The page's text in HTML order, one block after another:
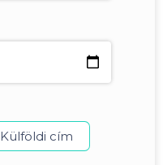
Külföldi cím